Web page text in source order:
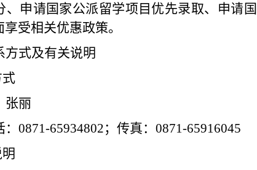
、申请国家公派留学项目优先录取、申请
享受相关优惠政策。
方式及有关说明
张丽
0871-65934802；传真： 0871-65916045